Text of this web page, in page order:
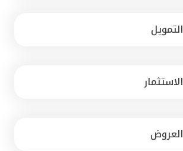
التمويل
الاستثمار
العروض